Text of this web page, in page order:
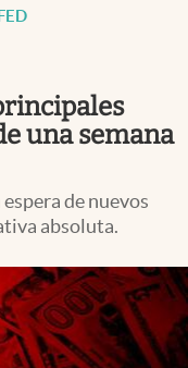
una semana
de nuevos
absoluta.